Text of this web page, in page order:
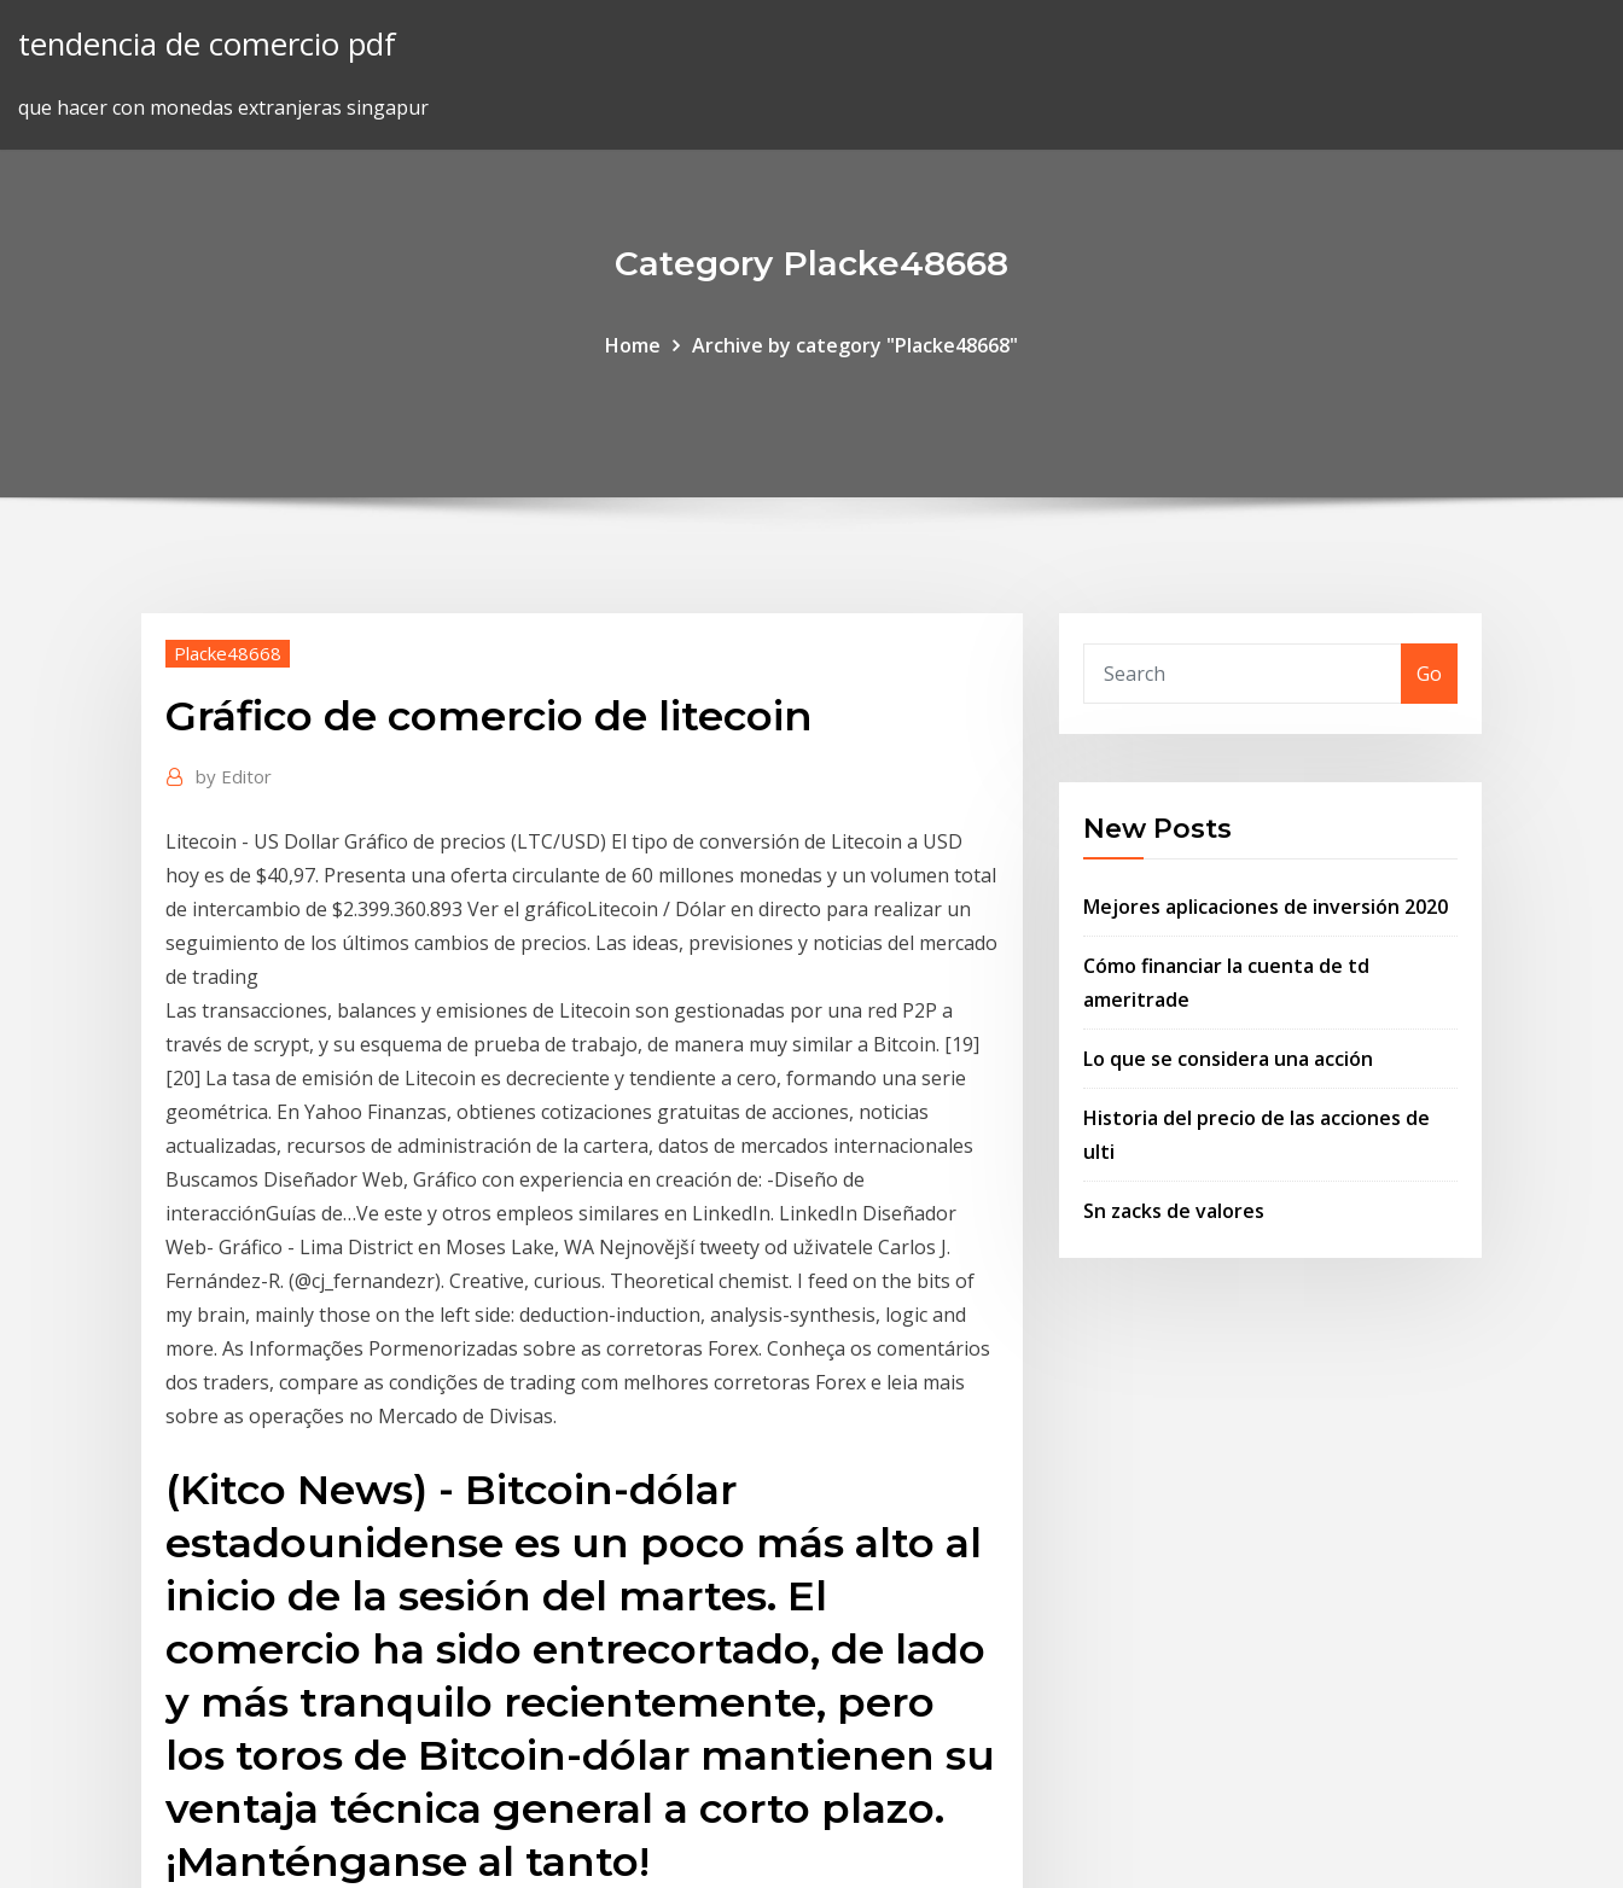
tendencia de comercio pdf
que hacer con monedas extranjeras singapur
Category Placke48668
Home Archive by category "Placke48668"
Placke48668
Gráfico de comercio de litecoin
by Editor
Litecoin - US Dollar Gráfico de precios (LTC/USD) El tipo de conversión de Litecoin a USD
hoy es de $40,97. Presenta una oferta circulante de 60 millones monedas y un volumen total
de intercambio de $2.399.360.893 Ver el gráficoLitecoin / Dólar en directo para realizar un
seguimiento de los últimos cambios de precios. Las ideas, previsiones y noticias del mercado
de trading
Las transacciones, balances y emisiones de Litecoin son gestionadas por una red P2P a
través de scrypt, y su esquema de prueba de trabajo, de manera muy similar a Bitcoin. [19]
[20] La tasa de emisión de Litecoin es decreciente y tendiente a cero, formando una serie
geométrica. En Yahoo Finanzas, obtienes cotizaciones gratuitas de acciones, noticias
actualizadas, recursos de administración de la cartera, datos de mercados internacionales
Buscamos Diseñador Web, Gráfico con experiencia en creación de: -Diseño de
interacciónGuías de…Ve este y otros empleos similares en LinkedIn. LinkedIn Diseñador
Web- Gráfico - Lima District en Moses Lake, WA Nejnovější tweety od uživatele Carlos J.
Fernández-R. (@cj_fernandezr). Creative, curious. Theoretical chemist. I feed on the bits of
my brain, mainly those on the left side: deduction-induction, analysis-synthesis, logic and
more. As Informações Pormenorizadas sobre as corretoras Forex. Conheça os comentários
dos traders, compare as condições de trading com melhores corretoras Forex e leia mais
sobre as operações no Mercado de Divisas.
(Kitco News) - Bitcoin-dólar
estadounidense es un poco más alto al
inicio de la sesión del martes. El
comercio ha sido entrecortado, de lado
y más tranquilo recientemente, pero
los toros de Bitcoin-dólar mantienen su
ventaja técnica general a corto plazo.
¡Manténganse al tanto!
Go
New Posts
Mejores aplicaciones de inversión 2020
Cómo financiar la cuenta de td
ameritrade
Lo que se considera una acción
Historia del precio de las acciones de
ulti
Sn zacks de valores